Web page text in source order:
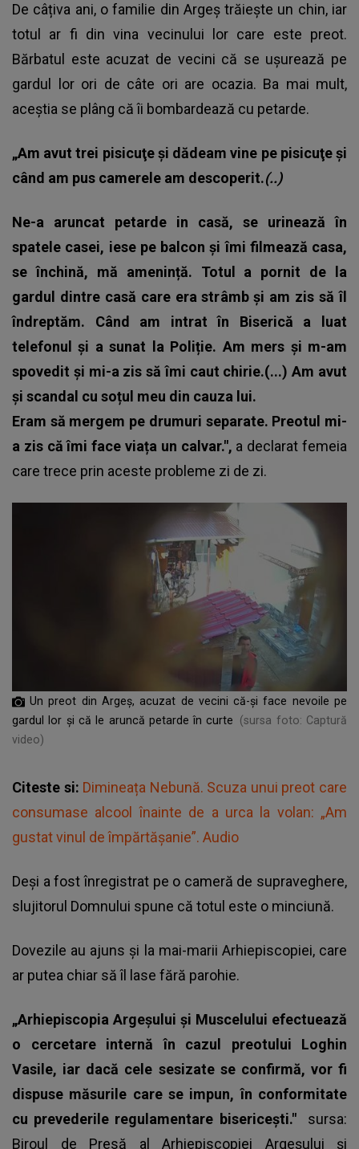
De câțiva ani, o familie din Argeș trăiește un chin, iar
totul ar fi din vina vecinului lor care este preot.
Bărbatul este acuzat de vecini că se ușurează pe
gardul lor ori de câte ori are ocazia. Ba mai mult,
aceștia se plâng că îi bombardează cu petarde.
„Am avut trei pisicuţe şi dădeam vine pe pisicuţe şi
când am pus camerele am descoperit.(..)
Ne-a aruncat petarde in casă, se urinează în
spatele casei, iese pe balcon și îmi filmează casa,
se închină, mă amenință. Totul a pornit de la
gardul dintre casă care era strâmb și am zis să îl
îndreptăm. Când am intrat în Biserică a luat
telefonul și a sunat la Poliție. Am mers și m-am
spovedit și mi-a zis să îmi caut chirie.(...) Am avut
și scandal cu soțul meu din cauza lui.
Eram să mergem pe drumuri separate. Preotul mi-
a zis că îmi face viața un calvar.", a declarat femeia
care trece prin aceste probleme zi de zi.
Un preot din Argeș, acuzat de vecini că-și face nevoile pe
gardul lor și că le aruncă petarde în curte
(sursa foto: Captură
video)
Citeste si: Dimineața Nebună. Scuza unui preot care
consumase alcool înainte de a urca la volan: „Am
gustat vinul de împărtășanie”. Audio
Deşi a fostînregistrat pe o cameră de supraveghere,
slujitorul Domnului spune că totul este o minciună.
Dovezile au ajuns şi la mai-marii Arhiepiscopiei, care
ar putea chiar să îl lase fără parohie.
„Arhiepiscopia Argeșului și Muscelului efectuează
o cercetare internă în cazul preotului Loghin
Vasile, iar dacă cele sesizate se confirmă, vor fi
dispuse măsurile care se impun, în conformitate
cu prevederile regulamentare bisericești."
sursa:
Biroul de Presă al Arhiepiscopiei Argeșului și